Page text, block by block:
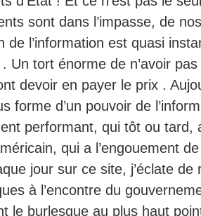
sont dans l’impasse, de
de l’information est quasi
Un tort énorme de n’avoir
devoir en payer le prix .
forme d’un pouvoir de
performant, qui tôt ou tard,
qui a l’engouement
jour sur ce site, j’éclate
à l’encontre du
le burlesque au plus haut